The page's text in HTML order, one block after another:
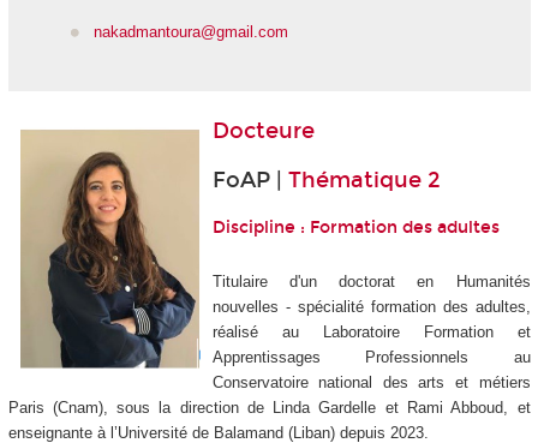
nakadmantoura@gmail.com
Docteure
FoAP | Thématique 2
Discipline : Formation des adultes
Titulaire d'un doctorat en Humanités
nouvelles - spécialité formation des adultes,
réalisé au Laboratoire Formation et
Apprentissages Professionnels au
Conservatoire national des arts et métiers
Paris (Cnam), sous la direction de Linda Gardelle et Rami Abboud, et
enseignante à l’Université de Balamand (Liban) depuis 2023.